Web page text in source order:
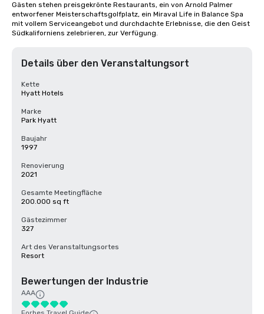
Gästen stehen preisgekrönte Restaurants, ein von Arnold Palmer
entworfener Meisterschaftsgolfplatz, ein Miraval Life in Balance Spa
mit vollem Serviceangebot und durchdachte Erlebnisse, die den Geist
Südkaliforniens zelebrieren, zur Verfügung.
Details über den Veranstaltungsort
Kette
Hyatt Hotels
Marke
Park Hyatt
Baujahr
1997
Renovierung
2021
Gesamte Meetingfläche
200.000 sq ft
Gästezimmer
327
Art des Veranstaltungsortes
Resort
Bewertungen der Industrie
AAA